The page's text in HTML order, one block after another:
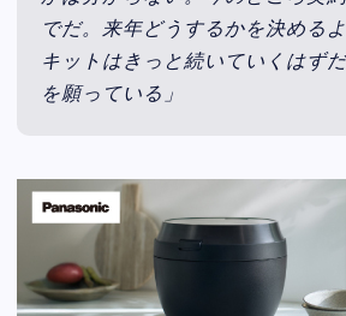
でだ。来年どうするかを決める
キットはきっと続いていくはず
を願っている」